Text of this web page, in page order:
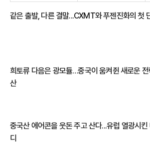
같은 출발, 다른 결말...CXMT와 푸젠진화의 첫
희토류 다음은 광모듈…중국이 움켜쥔 새로운
산
중국산 에어콘을 웃돈 주고 산다...유럽 열광시킨
디